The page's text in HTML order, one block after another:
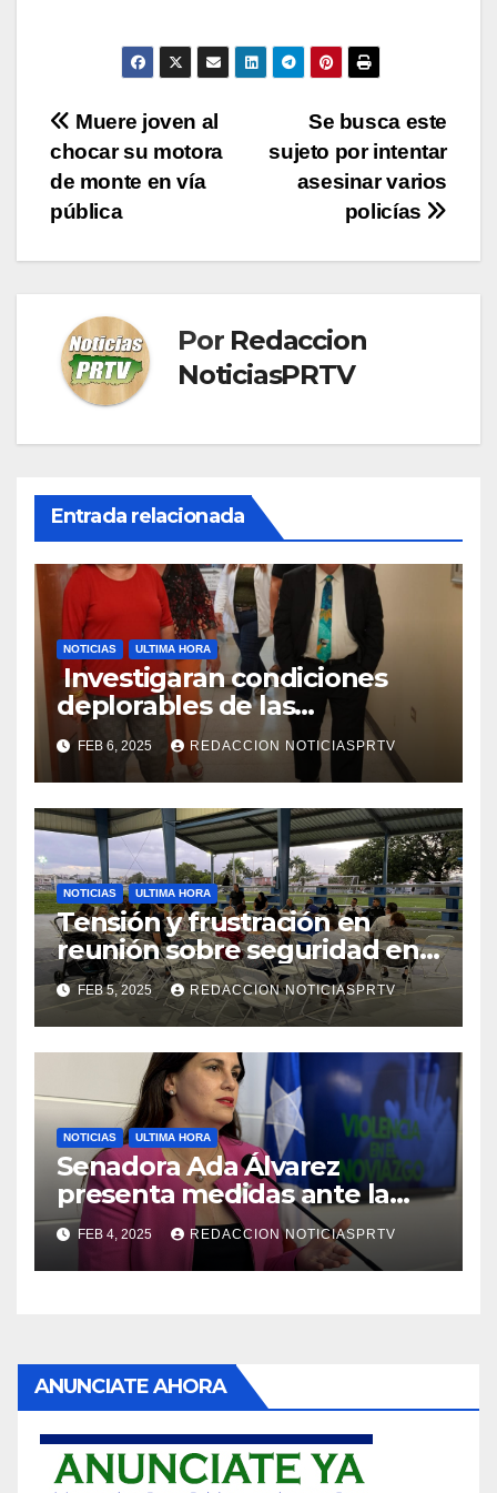
Navegación
de
entradas
Se busca este
sujeto por intentar
asesinar varios
policías
Muere joven al
chocar su motora
de monte en vía
pública
Por Redaccion
NoticiasPRTV
Entrada relacionada
NOTICIAS ULTIMA HORA
Investigaran condiciones
deplorables de las
facilidades el Departamento
de la Salud en Mayagüez
FEB 6, 2025 REDACCION NOTICIASPRTV
NOTICIAS ULTIMA HORA
Tensión y frustración en
reunión sobre seguridad en
Reparto Metropolitano
FEB 5, 2025 REDACCION NOTICIASPRTV
NOTICIAS ULTIMA HORA
Senadora Ada Álvarez
presenta medidas ante la
violencia en el noviazgo
FEB 4, 2025 REDACCION NOTICIASPRTV
ANUNCIATE AHORA